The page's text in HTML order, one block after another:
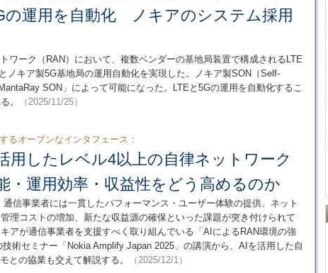
の運用を自動化 ノキアのシステム採用
ワーク（RAN）において、複数ベンダーの基地局装置で構成されるLTE
ノキア製5G基地局の運用自動化を実現した。ノキア製SON（Self-
SON」によって可能になった。LTEと5Gの運用を自動化するこ
。
（2025/11/25）
るオープンなインタフェース：
用したレベル4以上の自律ネットワーク
・運用効率・収益性をどう高めるのか
信事業者には一貫したパフォーマンス・ユーザー体験の提供、ネット
理コストの増加、新たな収益源の確保といった課題が突き付けられて
アが通信事業者を支援すべく取り組んでいる「AIによるRAN環境の強
術セミナー「Nokia Amplify Japan 2025」の講演から、AIを活用した自
との協業も交えて解説する。
（2025/12/1）